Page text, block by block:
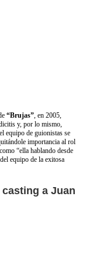
“Brujas”, en 2005,
y, por lo mismo,
equipo de guionistas se
importancia al rol
“ella hablando desde
equipo de la exitosa
a Juan